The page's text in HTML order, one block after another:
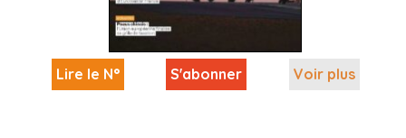
Lire le N° S'abonner Voir plus